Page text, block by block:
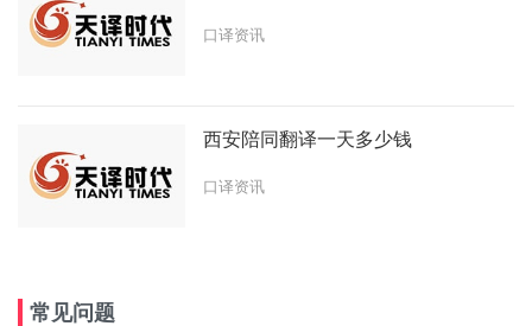
口译资讯
西安陪同翻译一天多少钱
口译资讯
常见问题